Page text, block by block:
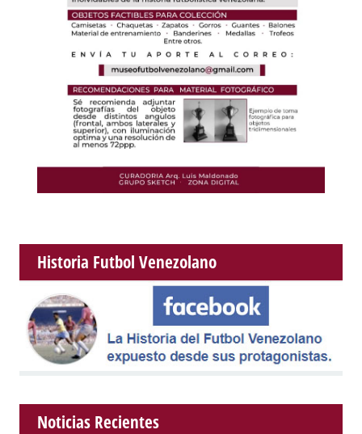
Historia Futbol Venezolano
Noticias Recientes